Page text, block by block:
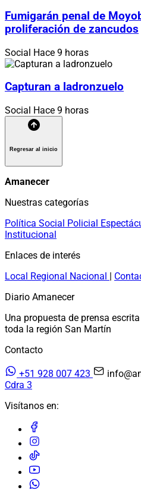
Fumigarán penal de
proliferación de zancudos
Social Hace 9 horas
Capturan a ladronzuelo
Social Hace 9 horas
Regresar al inicio
Amanecer
Nuestras categorías
Política Social Policial
Institucional
Enlaces de interés
Local Regional Nacional |
Diario Amanecer
Una propuesta de prensa
toda la región San Martín
Contacto
+51 928 007 423
Cdra 3
Visítanos en: